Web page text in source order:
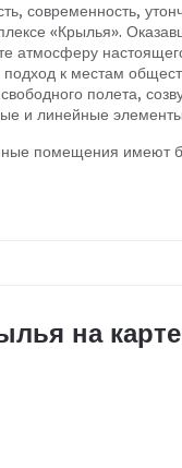
современность,
«Крылья».
атмосферу
к местам
полета,
и линейные
помещения имеют
на карте